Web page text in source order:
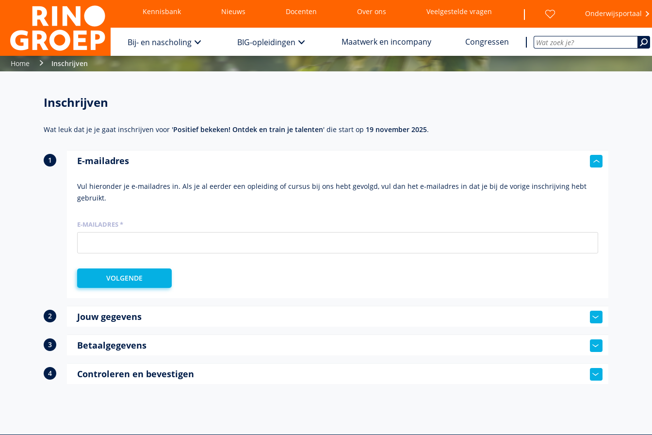
Kennisbank Nieuws Docenten Over ons Veelgestelde vragen Onderwijsportaal
Bij- en nascholing BIG-opleidingen Maatwerk en incompany Congressen
Home Inschrijven
Inschrijven
Wat leuk dat je je gaat inschrijven voor 'Positief bekeken! Ontdek en train je talenten' die start op 19 november 2025.
E-mailadres
Vul hieronder je e-mailadres in. Als je al eerder een opleiding of cursus bij ons hebt gevolgd, vul dan het e-mailadres in dat je bij de vorige inschrijving hebt
gebruikt.
E-MAILADRES *
Jouw gegevens
Betaalgegevens
Controleren en bevestigen